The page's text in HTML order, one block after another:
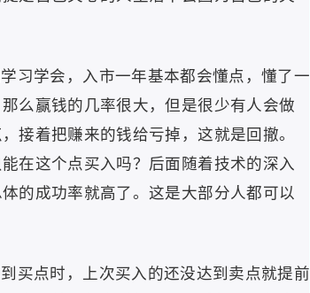
习学会，入市一年基本都会懂点，懂了一
么赢钱的几率很大，但是很少有人会做
接着把赚来的钱给亏掉，这就是回撤。
在这个点买入吗？后面随着技术的深入
的成功率就高了。这是大部分人都可以
买点时，上次买入的还没达到卖点就提前